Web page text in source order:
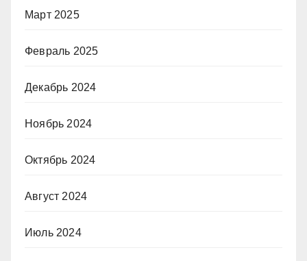
Март 2025
Февраль 2025
Декабрь 2024
Ноябрь 2024
Октябрь 2024
Август 2024
Июль 2024